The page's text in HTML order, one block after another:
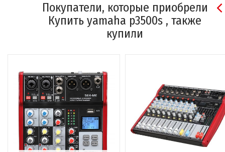
Покупатели, которые приобрели
Купить yamaha p3500s , также
купили